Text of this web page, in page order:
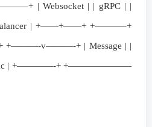
| Websocket | | gRPC | |
| +——+——+ +———–+
v———-+ | Message | |
Logic | +————-+ +———————